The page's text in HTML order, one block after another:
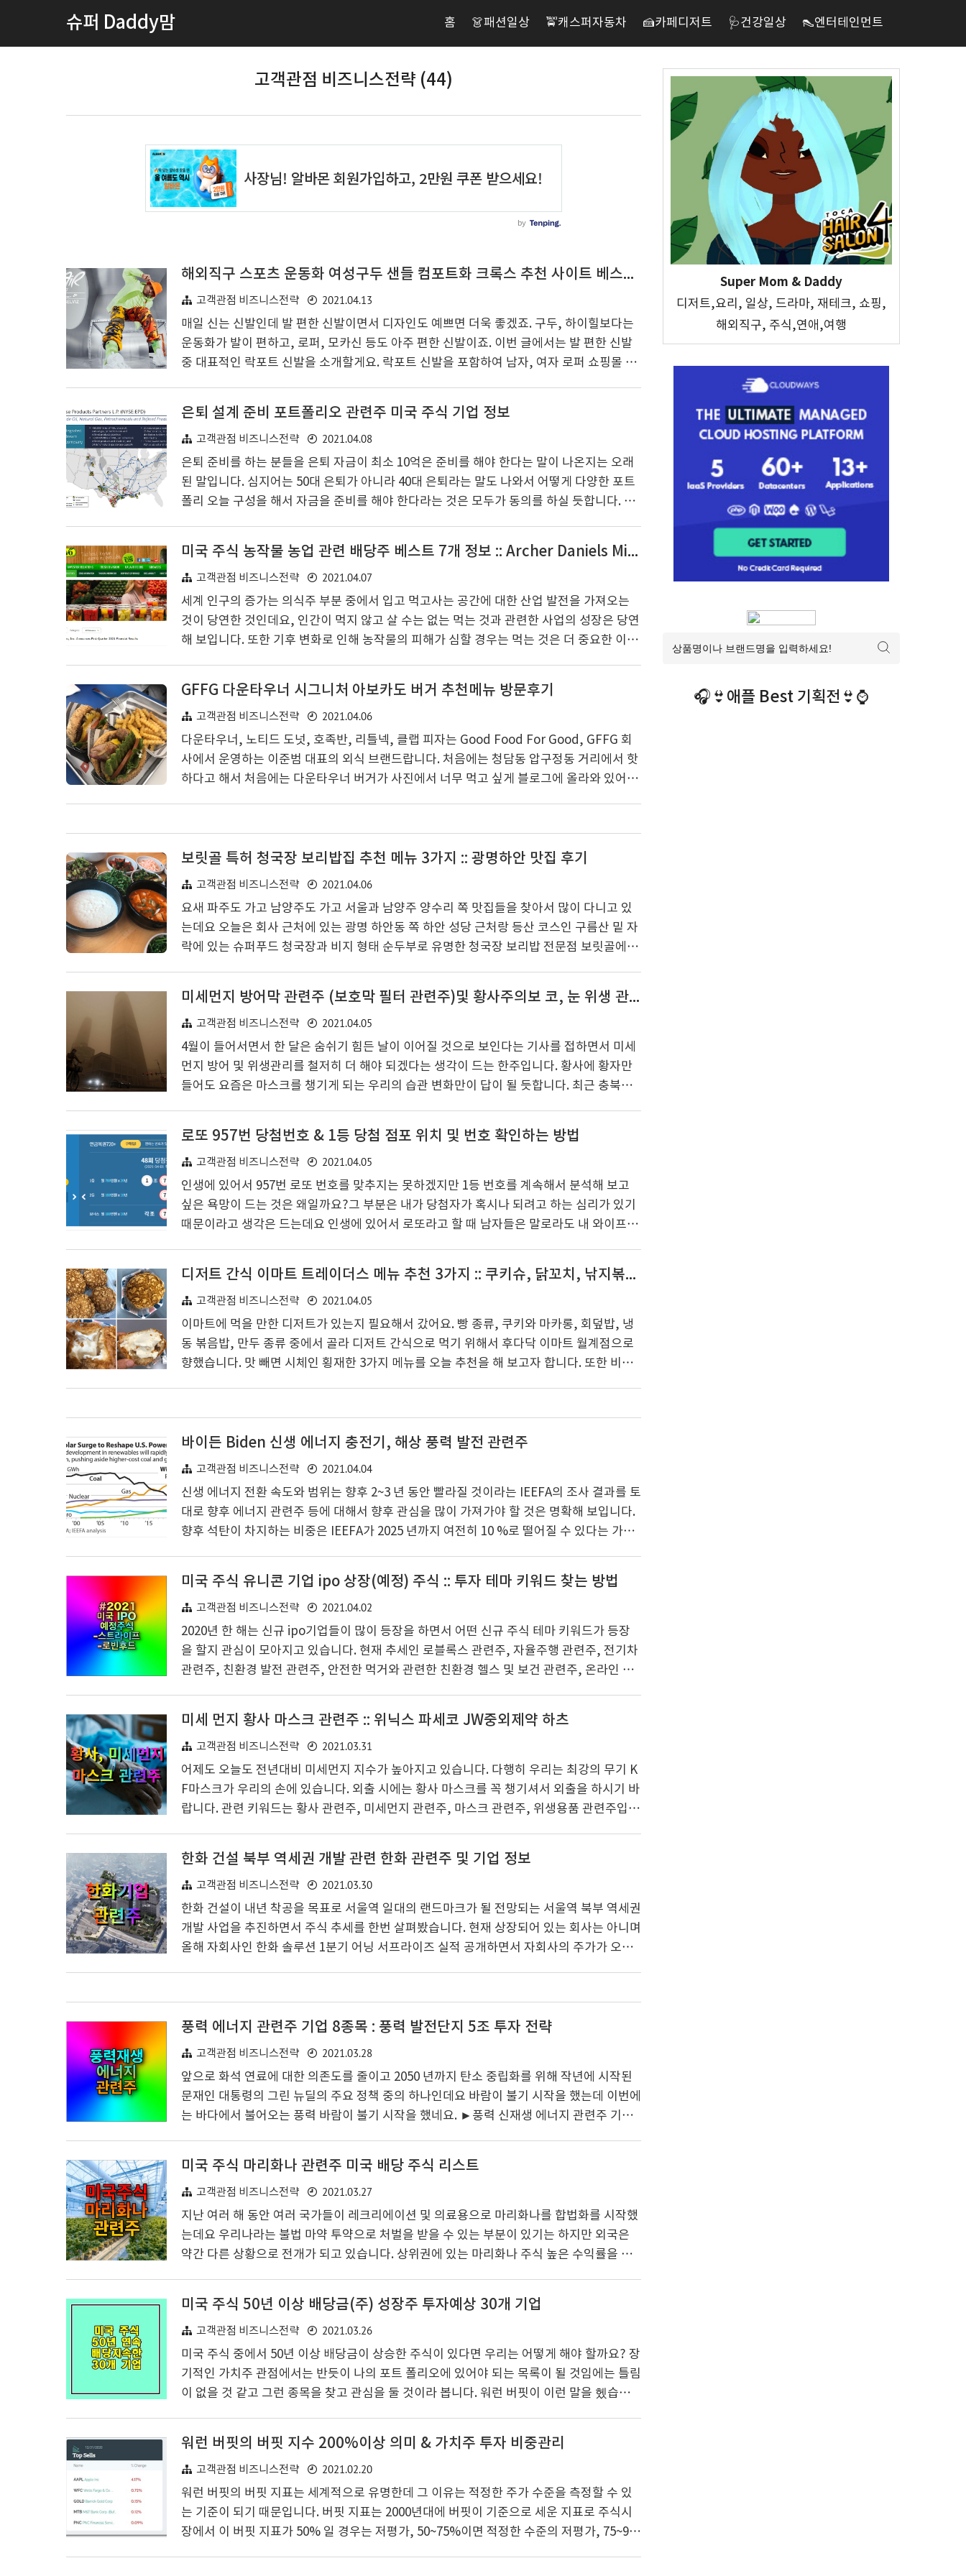
슈퍼 Daddy맘 홈 👗패션일상 🚖캐스퍼자동차 🍰카페디저트 🩺건강일상 👠엔터테인먼트
고객관점 비즈니스전략 (44)
해외직구 스포츠 운동화 여성구두 샌들 컴포트화 크록스 추천 사이트 베스트 20
고객관점 비즈니스전략
2021.04.13
매일 신는 신발인데 발 편한 신발이면서 디자인도 예쁘면 더욱 좋겠죠. 구두, 하이힐보다는
운동화가 발이 편하고, 로퍼, 모카신 등도 아주 편한 신발이죠. 이번 글에서는 발 편한 신발
중 대표적인 락포트 신발을 소개할게요. 락포트 신발을 포함하여 남자, 여자 로퍼 쇼핑몰 리
상관없이 그냥 종류별이라고 하는 개인적인 홈페이지 컨셉을 묶어서 나열해서 정리한 것이
라서 참고 부탁드립니다. 해외직구 베스트 10 해외직구 베스트 20 운동화 신발 편을 시작 합
니다. 해외직구 카테고리별 신발 운동화 샌들 크록스 추천 사이트 스포츠 컨셉 운동화 추천
브랜드 1. 나이키 미국 공홈 바로가기 https://www.nike.com 공홈에서 ..
은퇴 설계 준비 포트폴리오 관련주 미국 주식 기업 정보
고객관점 비즈니스전략
2021.04.08
은퇴 준비를 하는 분들을 은퇴 자금이 최소 10억은 준비를 해야 한다는 말이 나온지는 오래
된 말입니다. 심지어는 50대 은퇴가 아니라 40대 은퇴라는 말도 나와서 어떻게 다양한 포트
폴리 오늘 구성을 해서 자금을 준비를 해야 한다라는 것은 모두가 동의를 하실 듯합니다. 은
로는 은퇴 설계, 은계 준비, 50대 노후 준비, 40대 은퇴, 금퇴족 입니다. 왜 미국 기업들 주식
에 투자를 할까라는 개인적인 질문을 저도 던져 보면서, 아파트 부동산과 같은 투자처에 일
종의 퇴직금을 넣어 둔다고 생각하고 준비를 한다고 생각을 해 봅니다. 은퇴 설계 준비 포트
폴리오 구성용 3개의 미국 기업 정보 통신기업 1개, MLP기업 1개, 부동..
미국 주식 농작물 농업 관련 배당주 베스트 7개 정보 :: Archer Daniels Midland, Scotts Miracle-Gro 관련주
고객관점 비즈니스전략
2021.04.07
세계 인구의 증가는 의식주 부분 중에서 입고 먹고사는 공간에 대한 산업 발전을 가져오는
것이 당연한 것인데요, 인간이 먹지 않고 살 수는 없는 먹는 것과 관련한 사업의 성장은 당연
해 보입니다. 또한 기후 변화로 인해 농작물의 피해가 심할 경우는 먹는 것은 더 중요한 이슈
에 투자한다는 것은 다음과 같은 산업에 투자하는 것은 지금 코로나 시대가 되면서 더 안정
적인 수요가 있는 시대가 오면서 더 관심을 받게 되는 것이 첫 번째 이유이고, ai기술 등이 더
발전하면서 첨단 기술등이 접목된 농작물이 생산되면서 농작물과 관련한 사업은 다른 사업
보다 더 안정적 된 것이 사실로 보입니다. 연관 키워드는 미국 주식, 농작물 관련주,..
GFFG 다운타우너 시그니처 아보카도 버거 추천메뉴 방문후기
고객관점 비즈니스전략
2021.04.06
다운타우너, 노티드 도넛, 호족반, 리틀넥, 클랩 피자는 Good Food For Good, GFFG 회
사에서 운영하는 이준범 대표의 외식 브랜드랍니다. 처음에는 청담동 압구정동 거리에서 핫
하다고 해서 처음에는 다운타우너 버거가 사진에서 너무 먹고 싶게 블로그에 올라와 있어서
어가기 전 줄이 두줄이 서 있었는데요 왼편 줄은 노티드 도넛 가게로 들어가는 줄이었고, 다
른 한 줄은 바로 다운타우너 버거 집으로 들어가는 우산만 보이는 줄이 길게 서 있었는데요
우리는 이번에 노티드는 먹어 봤기 때문에 다운 타우너 줄로 향했답니다. 처..
보릿골 특허 청국장 보리밥집 추천 메뉴 3가지 :: 광명하안 맛집 후기
고객관점 비즈니스전략
2021.04.06
요새 파주도 가고 남양주도 가고 서울과 남양주 양수리 쪽 맛집들을 찾아서 많이 다니고 있
는데요 오늘은 회사 근처에 있는 광명 하안동 쪽 하안 성당 근처랑 등산 코스인 구름산 밑 자
락에 있는 슈퍼푸드 청국장과 비지 형태 순두부로 유명한 청국장 보리밥 전문점 보릿골에 다
000년도 오픈을 해서 운영 중이라고 된 청국장 보리밥 전문점이라는 것을 알게 되었어요. 특
허 청국장으로 맛집이 된 보릿골 추천메뉴 5가지 보릿골 광명 하안점 입구에는 광명시 보건
소가 위치에 있고 주변이 온통 맛집이 보여 있었는데요 아리랑 구이집, 운산채 쌈밥집, 까치
카페 등도 모여 있고 바로 뒤가 구름산 등반을 할 수 있는 곳이었어요. 이곳에 이렇게 ..
미세먼지 방어막 관련주 (보호막 필터 관련주)및 황사주의보 코, 눈 위생 관리법
고객관점 비즈니스전략
2021.04.05
4월이 들어서면서 한 달은 숨쉬기 힘든 날이 이어질 것으로 보인다는 기사를 접하면서 미세
먼지 방어 및 위생관리를 철저히 더 해야 되겠다는 생각이 드는 한주입니다. 황사에 황자만
들어도 요즘은 마스크를 챙기게 되는 우리의 습관 변화만이 답이 될 듯합니다. 최근 충북을
데요 3월 한달간 전년 1회뿐인 미세먼지 특보가 올해는 15회나 발령이 되면서 중국과 몽고
에서는 황사가 4월에 꽃가루가 시작이 되면서 초비상이 걸린 상태입니다. 황사를 피해 갈수
만 있으면 좋겠지만 피할 수 있는 방법이 없는 것이 사실이라 황사와의 전쟁에서 이길 방법
은 마스크 착용이 최고의 방법이라는 것을 느끼면서 동시에 섭취하는 음식과 위생관리의 중
요성이 ..
로또 957번 당첨번호 & 1등 당첨 점포 위치 및 번호 확인하는 방법
고객관점 비즈니스전략
2021.04.05
인생에 있어서 957번 로또 번호를 맞추지는 못하겠지만 1등 번호를 계속해서 분석해 보고
싶은 욕망이 드는 것은 왜일까요?그 부분은 내가 당첨자가 혹시나 되려고 하는 심리가 있기
때문이라고 생각은 드는데요 인생에 있어서 로또라고 할 때 남자들은 말로라도 내 와이프를
을 즐겁게 하는 멘트가 아닐까 생각이 듭니다. 인생에서의 로또 한방! 여러분은 어떤 인생에
서의 역전이 있었는지 한번 살펴보신 적이 있었는지 궁금해 집니다. 개인적으로 로또 당첨이
된 적은 한 번도 없지만 언젠가 저에게도 이런 행운이 있지 않을까 기대를 해보면서 로또 95
7회 차 당첨번호와 당첨금 금액 등을 간단하게 알아보고 또 당첨지역이나 당첨번호를 만들
어..
디저트 간식 이마트 트레이더스 메뉴 추천 3가지 :: 쿠키슈, 닭꼬치, 낚지볶음밥
고객관점 비즈니스전략
2021.04.05
이마트에 먹을 만한 디저트가 있는지 필요해서 갔어요. 빵 종류, 쿠키와 마카롱, 회덮밥, 냉
동 볶음밥, 만두 종류 중에서 골라 디저트 간식으로 먹기 위해서 후다닥 이마트 월계점으로
향했습니다. 맛 빼면 시체인 횡재한 3가지 메뉴를 오늘 추천을 해 보고자 합니다. 또한 비즈
핑한 음식 종류들입니다. 1) 밀푀유 나베 24,980원 2) 더 통통한 낚지 볶음밥 9,980원 (정가
11,980원) 3) 숯불 데리야끼 닭꼬치 1.2kg 17,980원(정가 19,980원) 4) 제주 생고기 김치찌
개 14,980원 5) 쿠키슈 8입 9,9..
바이든 Biden 신생 에너지 충전기, 해상 풍력 발전 관련주
고객관점 비즈니스전략
2021.04.04
신생 에너지 전환 속도와 범위는 향후 2~3 년 동안 빨라질 것이라는 IEEFA의 조사 결과를 토
대로 향후 에너지 관련주 등에 대해서 향후 관심을 많이 가져가야 할 것은 명확해 보입니다.
향후 석탄이 차지하는 비중은 IEEFA가 2025 년까지 여전히 10 %로 떨어질 수 있다는 가정
생 에너지 관련주, 풍력 발전 관련주 등의 확장계 발표하면서 수익 전환이 되는 기업들은 투
자 가치가 있다고 예측이 되어 알아보고자 준비했습니다. 바이든 관련주 신재생 에너지 프로
젝트 글로벌 현황 이슈정리 바이든 관련주 신재생 에너지 프로젝트 관련주 글로벌 현황을 알
아보도록 하겠습니다. 미국, 유럽, 중국의 신재생 에너지 관련 프로젝트는..
미국 주식 유니콘 기업 ipo 상장(예정) 주식 :: 투자 테마 키워드 찾는 방법
고객관점 비즈니스전략
2021.04.02
2020년 한 해는 신규 ipo기업들이 많이 등장을 하면서 어떤 신규 주식 테마 키워드가 등장
을 할지 관심이 모아지고 있습니다. 현재 추세인 로블록스 관련주, 자율주행 관련주, 전기차
관련주, 친환경 발전 관련주, 안전한 먹거와 관련한 친환경 헬스 및 보건 관련주, 온라인 교
심의 대상이 되고 있는데 한번 키워드를 저도 공부를 하고자 정리를 해 봤습니다. 오늘은 첫
번째로 유니콘 기업 관련주들을 알아보도록 하겠습니다. 미국 주식 상장 예정 유니콘 기업
유형 및 투자테마 키워드 찾는 방법 투자 테마 키워드 찾는 방법은 아주 간단해 보입니다. 현
재 시장의 변화에서 유니콘 기업들을 찾아보고 그 숫자비율등을 분석해 보면 향후..
미세 먼지 황사 마스크 관련주 :: 위닉스 파세코 JW중외제약 하츠
고객관점 비즈니스전략
2021.03.31
어제도 오늘도 전년대비 미세먼지 지수가 높아지고 있습니다. 다행히 우리는 최강의 무기 K
F마스크가 우리의 손에 있습니다. 외출 시에는 황사 마스크를 꼭 챙기셔서 외출을 하시기 바
랍니다. 관련 키워드는 황사 관련주, 미세먼지 관련주, 마스크 관련주, 위생용품 관련주입니
타나고 있어서 미세먼지 황사 관련주들 주가에 반영 등이 보입니다. ▶위닉스 기업 정보 위
닉스 매출과 영업이익 1) 19년 기준 매출 3862억 영업이익 526억 영업이익률 14%, 당기순
이익 410억의 탄탄한 중견 기업입니다. 현재 코로나 및 위생 관련 업종의 호황이 이어지고
있어서 현재 20년 마감 매출액도 3900억이 넘은 상태이고 영업이익이 607..
한화 건설 북부 역세권 개발 관련 한화 관련주 및 기업 정보
고객관점 비즈니스전략
2021.03.30
한화 건설이 내년 착공을 목표로 서울역 일대의 랜드마크가 될 전망되는 서울역 북부 역세권
개발 사업을 추진하면서 주식 추세를 한번 살펴봤습니다. 현재 상장되어 있는 회사는 아니며
올해 자회사인 한화 솔루션 1분기 어닝 서프라이즈 실적 공개하면서 자회사의 주가가 오른
했다는 내용입니다. ▶북부 역세권 현재 진행 내용 도시계획 변경 및 건축 인허가 등의 후속
절차에 착수예정 3월 29일 발표 2019년 우선 협상자로 선정돼 그 동안 서울시 등과 지속적
인 협의를 통해 서울역 역사도심기능의 확충 공공성 확보 및 지역의 통합재생 등을 위해..
풍력 에너지 관련주 기업 8종목 : 풍력 발전단지 5조 투자 전략
고객관점 비즈니스전략
2021.03.28
앞으로 화석 연료에 대한 의존도를 줄이고 2050 년까지 탄소 중립화를 위해 작년에 시작된
문재인 대통령의 그린 뉴딜의 주요 정책 중의 하나인데요 바람이 불기 시작을 했는데 이번에
는 바다에서 불어오는 풍력 바람이 불기 시작을 했네요. ►풍력 신재생 에너지 관련주 기업
습니다. SK E&S 한화 건설 두산 중공업 씨에스 윈드 삼강 엠 앤티 유니슨 태웅 동국S&C 풍
력 발전 관련 산업 국가 계획 현황 전남 신안지역에 풍력 단지를 조성한다는 이슈가 발표가
되었습니다. 자금의 47.6 조를 제공하고 나머지 0.9 조는 정부에서 조달 계획으로 발표가 되
면서 향후 한전의 풍력발전 수익화 부분에도 같은 관심을 가져봐야 할 듯합니다...
미국 주식 마리화나 관련주 미국 배당 주식 리스트
고객관점 비즈니스전략
2021.03.27
지난 여러 해 동안 여러 국가들이 레크리에이션 및 의료용으로 마리화나를 합법화를 시작했
는데요 우리나라는 불법 마약 투약으로 처벌을 받을 수 있는 부분이 있기는 하지만 외국은
약간 다른 상황으로 전개가 되고 있습니다. 상위권에 있는 마리화나 주식 높은 수익률을 기
도움이 되고, 암, 간질, 다발성 경화증, 알츠하이머 병 및 크론 병과 같은 여러 심각한 상태를
치료하는 데 도움을 주고 있지만 의료용으로는 한국에서는 합법일 수 있지만 오락용이나 개
인용으로 보기에는 한국에서는 아직은 불법이기는 하지만 외국 투자 관점에서는 핫한 주식
종목입니다. 마리화나 회사가 지속 가능한 비즈니스 모델을 개발 또는 투자자 관점에서 보면
규제에..
미국 주식 50년 이상 배당금(주) 성장주 투자예상 30개 기업
고객관점 비즈니스전략
2021.03.26
미국 주식 중에서 50년 이상 배당금이 상승한 주식이 있다면 우리는 어떻게 해야 할까요? 장
기적인 가치주 관점에서는 반듯이 나의 포트 폴리오에 있어야 되는 목록이 될 것임에는 틀림
이 없을 것 같고 그런 종목을 찾고 관심을 둘 것이라 봅니다. 워런 버핏이 이런 말을 헸습니
ments, our favorite holding period is forever. 탁월한 경영으로 탁월한 비즈니스 사업
의 일부를 소유할 때 그것을 소유하는 시간은 영원할 것이다. 배당을 주는 미국 주식 중 우량
주를 찾는 것이 주식 시장에서 쉽지 않지만 그런 배당을 50년 이상 주고 있는 기업이 있다고
한다면 ..
워런 버핏의 버핏 지수 200%이상 의미 & 가치주 투자 비중관리
고객관점 비즈니스전략
2021.02.20
워런 버핏의 버핏 지표는 세계적으로 유명한데 그 이유는 적정한 주가 수준을 측정할 수 있
는 기준이 되기 때문입니다. 버핏 지표는 2000년대에 버핏이 기준으로 세운 지표로 주식시
장에서 이 버핏 지표가 50% 일 경우는 저평가, 50~75%이면 적정한 수준의 저평가, 75~9
Super Mom & Daddy
디저트,요리, 일상, 드라마, 재테크, 쇼핑,
해외직구, 주식,연애,여행
🎧👙애플 Best 기획전👙⌚️